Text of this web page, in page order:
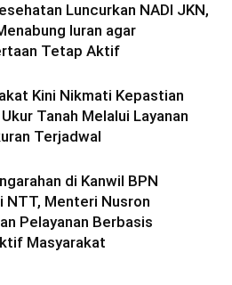
Luncurkan NADI JKN,
Iuran agar
Tetap Aktif
Kini Nikmati Kepastian
Tanah Melalui Layanan
Terjadwal
di Kanwil BPN
NTT, Menteri Nusron
Pelayanan Berbasis
Masyarakat